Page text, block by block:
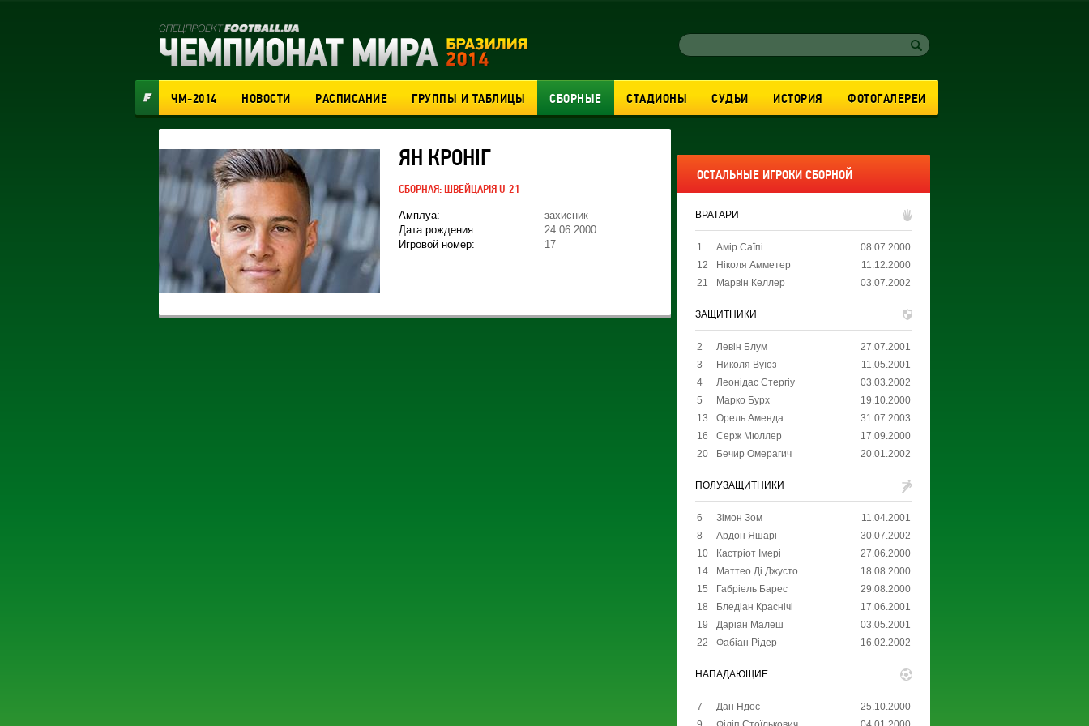
ЧМ-2014 НОВОСТИ РАСПИСАНИЕ ГРУППЫ И ТАБЛИЦЫ СБОРНЫЕ СТАДИОНЫ СУДЬИ ИСТОРИЯ ФОТОГАЛЕРЕИ
ЯН КРОНІГ
СБОРНАЯ:ШВЕЙЦАРІЯ U-21
Амплуа:
захисник
Дата рождения:
24.06.2000
Игровой номер:
17
ОСТАЛЬНЫЕ ИГРОКИ СБОРНОЙ
ВРАТАРИ
1 Амір Саїпі
08.07.2000
12
Ніколя Амметер
11.12.2000
21
Марвін Келлер 03.07.2002
ЗАЩИТНИКИ
2 Левін Блум
27.07.2001
3
Николя Вуїоз
11.05.2001
4
Леонідас Стергіу
03.03.2002
5
Марко Бурх
19.10.2000
13
Орель Аменда
31.07.2003
16
Серж Мюллер
17.09.2000
20
Бечир Омерагич 20.01.2002
ПОЛУЗАЩИТНИКИ
6 Зімон Зом
11.04.2001
8
Ардон Яшарі
30.07.2002
10
Кастріот Імері
27.06.2000
14
Маттео Ді Джусто
18.08.2000
15
Габріель Барес
29.08.2000
18
Бледіан Краснічі
17.06.2001
19
Даріан Малеш
03.05.2001
22
Фабіан Рідер 16.02.2002
НАПАДАЮЩИЕ
7 Дан Ндоє
25.10.2000